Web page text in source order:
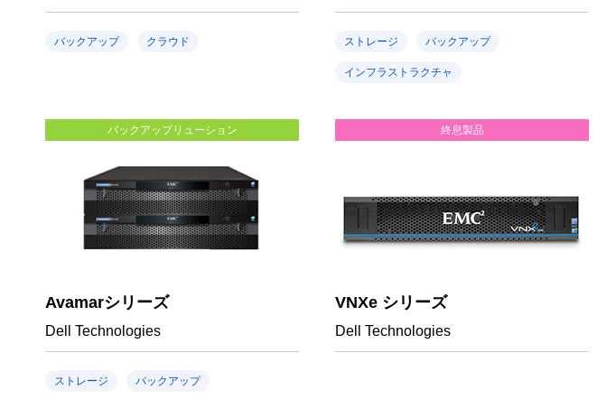
バックアップ クラウド ストレージ バックアップ
インフラストラクチャ
バックアップリューション
Avamarシリーズ
Dell Technologies
ストレージ バックアップ
終息製品
VNXe シリーズ
Dell Technologies